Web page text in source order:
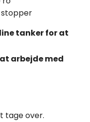
stopper
tanker for at
arbejde med
tage over.